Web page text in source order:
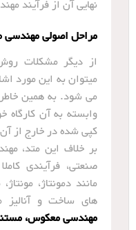
نهایی آن از فرآیند
مراحل اصولی
از دیگر مشکلات
میتوان به این مورد
می شود. به همین
وابسته به آن کارگاه
کپی شده در خارج از
بر خلاف این متد،
صنعتی، فرآیندی
مانند دمونتاژ،
های ساخت و
مهندسی معکوس،